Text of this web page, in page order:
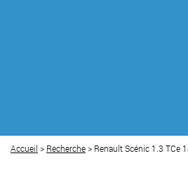
Accueil > Recherche> Renault Scénic 1.3 TCe